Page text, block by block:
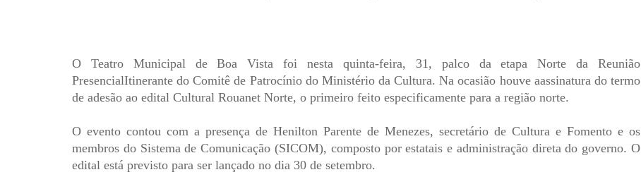
O Teatro Municipal de Boa Vista foi nesta quinta-feira, 31, palco da etapa Norte da Reunião
PresencialItinerante do Comitê de Patrocínio do Ministério da Cultura. Na ocasião houve aassinatura do termo
de adesão ao edital Cultural Rouanet Norte, o primeiro feito especificamente para a região norte.
O evento contou com a presença de Henilton Parente de Menezes, secretário de Cultura e Fomento e os
membros do Sistema de Comunicação (SICOM), composto por estatais e administração direta do governo. O
edital está previsto para ser lançado no dia 30 de setembro.